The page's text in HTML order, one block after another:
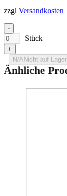
zzgl Versandkosten
-
Stück
+
N/ANicht auf Lager
Änhliche